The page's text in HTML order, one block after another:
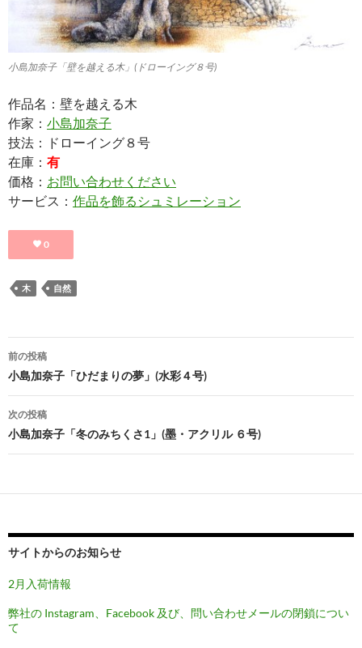
小島加奈子「壁を越える木」(ドローイング８号)
作品名：壁を越える木
作家： 小島加奈子
技法：ドローイング８号
在庫： 有
価格： お問い合わせください
サービス： 作品を飾るシュミレーション
0
木 自然
投
稿
ナ
ビ
ー
ョ
ン
前の投稿
小島加奈子「ひだまりの夢」(水彩４号)
次の投稿
小島加奈子「冬のみちくさ1」(墨・アクリル ６号)
サイトからのお知らせ
2月入荷情報
弊社の Instagram、Facebook 及び、問い合わせメールの閉鎖につい
て